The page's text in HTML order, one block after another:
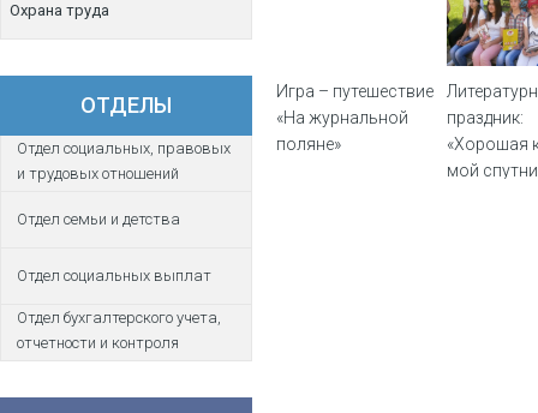
Охрана труда
ОТДЕЛЫ
Отдел социальных, правовых
и трудовых отношений
Отдел семьи и детства
Отдел социальных выплат
Отдел бухгалтерского учета,
отчетности и контроля
Игра – путешествие
«На журнальной
поляне»
праздник:
«Хорошая
мой